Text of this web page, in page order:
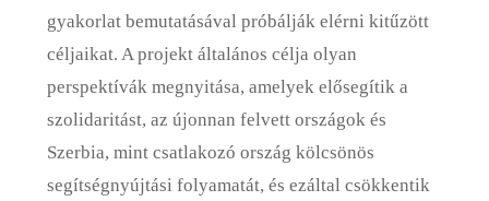
gyakorlat bemutatásával próbálják elérni kitűzött
céljaikat. A projekt általános célja olyan
perspektívák megnyitása, amelyek elősegítik a
szolidaritást, az újonnan felvett országok és
Szerbia, mint csatlakozó ország kölcsönös
segítségnyújtási folyamatát, és ezáltal csökkentik